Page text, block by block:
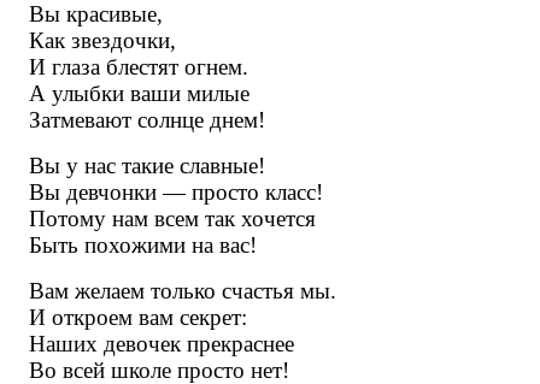
Вы красивые,
Как звездочки,
И глаза блестят огнем.
А улыбки ваши милые
Затмевают солнце днем!
Вы у нас такие славные!
Вы девчонки — просто класс!
Потому нам всем так хочется
Быть похожими на вас!
Вам желаем только счастья мы.
И откроем вам секрет:
Наших девочек прекраснее
Во всей школе просто нет!